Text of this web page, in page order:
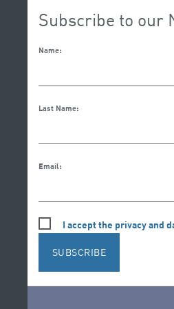
Subscribe to our
Name:
Last Name:
Email:
I accept the privacy and
SUBSCRIBE